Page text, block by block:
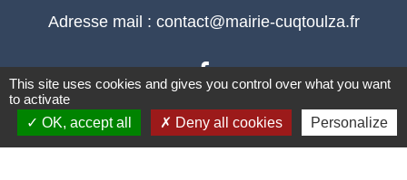
Adresse mail : contact@mairie-cuqtoulza.fr
Liens
This site uses cookies and gives you control over what you want
to activate
OK, accept all
Deny all cookies Personalize